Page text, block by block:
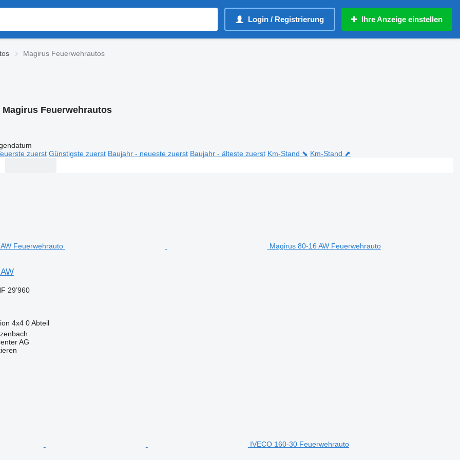
Login / Registrierung Ihre Anzeige einstellen
Magirus Feuerwehrautos
Magirus Feuerwehrautos
zuerst Günstigste zuerst Baujahr - neueste zuerst Baujahr - älteste zuerst Km-Stand ⬊ Km-Stand ⬈
Magirus 80-16 AW Feuerwehrauto
29’960
4x4 0 Abteil
AG
IVECO 160-30 Feuerwehrauto